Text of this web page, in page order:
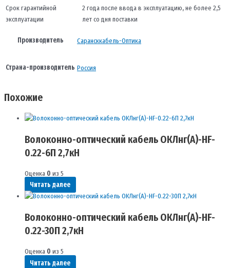
Срок гарантийной
эксплуатации
2 года после ввода в эксплуатацию, не более 2,5
лет со дня поставки
Производитель Сарансккабель-Оптика
Страна-производитель Россия
Похожие
Волоконно-оптический кабель ОКЛнг(A)-HF-
0.22-6П 2,7кН
Оценка 0 из 5
Читать далее
Волоконно-оптический кабель ОКЛнг(A)-HF-
0.22-30П 2,7кН
Оценка 0 из 5
Читать далее